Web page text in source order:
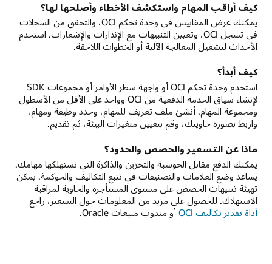
كيف أراقب المهام واستكشف الأخطاء وأصلحها لها؟
يمكنك عرض المقاييس في وحدة تحكم OCI، والتحقق من السجلات
في تسجل OCI، وتعيين التنبيهات مع الإنذارات والإشعارات. استخدم
الأحداث لتشغيل المعالجة الآلية أو الخطوات اللاحقة.
كيف أبدأ؟
استخدم وحدة تحكم OCI أو واجهة سطر الأوامر أو مجموعات SDK
لإنشاء سياق الخدمة الدفعية من OCI وواحد على الأقل من الأسطول
ومجموعة المهام. أنشئ ملف تعريف للمهام، وحدد وظيفة ومهام،
واربط بصورة حاويتك، وقم بتعيين متغيرات البيئة، ثم تقديم.
ماذا عن التسعير والحصص والحدود؟
يمكنك الدفع مقابل الحوسبة والتخزين والذاكرة التي تستهلكها مهامك.
يساعد وضع العلامات والتصنيفات في تتبع التكاليف والحوكمة. يمكن
تهيئة تنبيهات الحصص على مستوى المستأجرة والحاوية لمراقبة
الاستهلاك. للحصول على مزيد من المعلومات حول التسعير، راجع
أداة تقدير تكاليف OCI
أو مندوب مبيعات Oracle.